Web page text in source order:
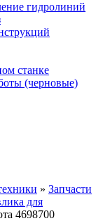
гидролиний
станке
(черновые)
» Запчасти
для
4698700